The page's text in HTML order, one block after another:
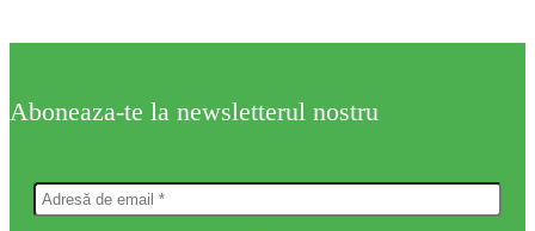
Aboneaza-te la newsletterul nostru